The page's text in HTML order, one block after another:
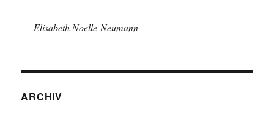
— Elisabeth Noelle-Neumann
ARCHIV